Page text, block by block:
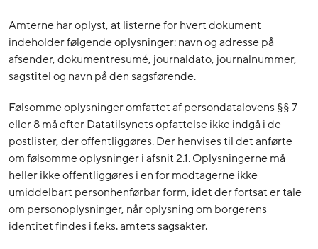
Amterne har oplyst, at listerne for hvert dokument
indeholder følgende oplysninger: navn og adresse på
afsender, dokumentresumé, journaldato, journalnummer,
sagstitel og navn på den sagsførende.
Følsomme oplysninger omfattet af persondatalovens §§ 7
eller 8 må efter Datatilsynets opfattelse ikke indgå i de
postlister, der offentliggøres. Der henvises til det anførte
om følsomme oplysninger i afsnit 2.1. Oplysningerne må
heller ikke offentliggøres i en for modtagerne ikke
umiddelbart personhenførbar form, idet der fortsat er tale
om personoplysninger, når oplysning om borgerens
identitet findes i f.eks. amtets sagsakter.